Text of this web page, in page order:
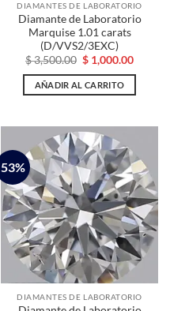
DIAMANTES DE LABORATORIO
Diamante de Laboratorio
Marquise 1.01 carats
(D/VVS2/3EXC)
$3,500.00 El
precio
original
era:
$ 1,000.00El
actual
AÑADIR AL CARRITO
53%
DIAMANTES DE LABORATORIO